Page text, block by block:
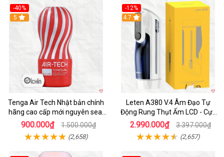
-40%
Hot
5
Tenga Air Tech Nhật bản chính
hãng cao cấp mới nguyên seal
giá tốt
900.000₫ 1.500.000₫
(2,658)
-12%
Hot
4.7
Leten A380 V.4 Âm Đạo Tự
Động Rung Thụt Ấm LCD - Cực
Phê
2.990.000₫ 3.397.000₫
(2,657)